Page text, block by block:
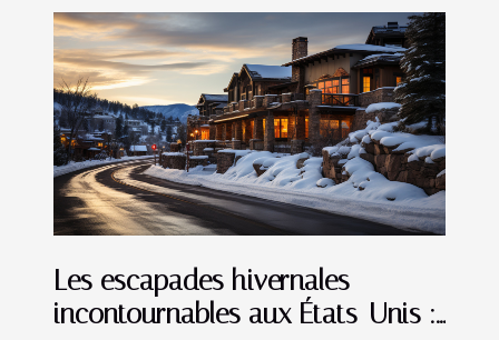
Les escapades hivernales
incontournables aux États-Unis :